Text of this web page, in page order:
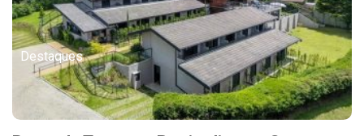
Destaques